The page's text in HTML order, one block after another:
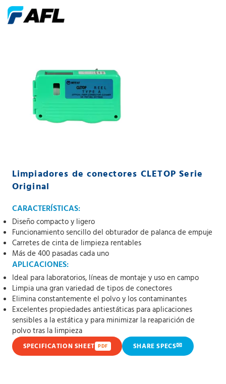
Limpiadores de conectores CLETOP Serie
Original
CARACTERÍSTICAS:
Diseño compacto y ligero
Funcionamiento sencillo del obturador de palanca de empuje
Carretes de cinta de limpieza rentables
Más de 400 pasadas cada uno
APLICACIONES:
Ideal para laboratorios, líneas de montaje y uso en campo
Limpia una gran variedad de tipos de conectores
Elimina constantemente el polvo y los contaminantes
Excelentes propiedades antiestáticas para aplicaciones
sensibles a la estática y para minimizar la reaparición de
polvo tras la limpieza
SPECIFICATION SHEET PDF SHARE SPECS✉